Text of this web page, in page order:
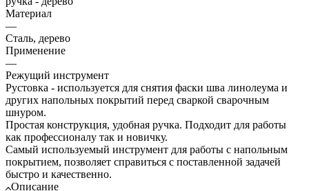
Материал
—
Сталь, дерево
Применение
—
Режущий инструмент
Рустовка - используется для снятия фаски шва линолеума и
других напольных покрытий перед сваркой сварочным
шнуром.
Простая конструкция, удобная ручка. Подходит для работы
как профессионалу так и новичку.
Самый используемый инструмент для работы с напольным
покрытием, позволяет справиться с поставленной задачей
быстро и качественно.
Описание